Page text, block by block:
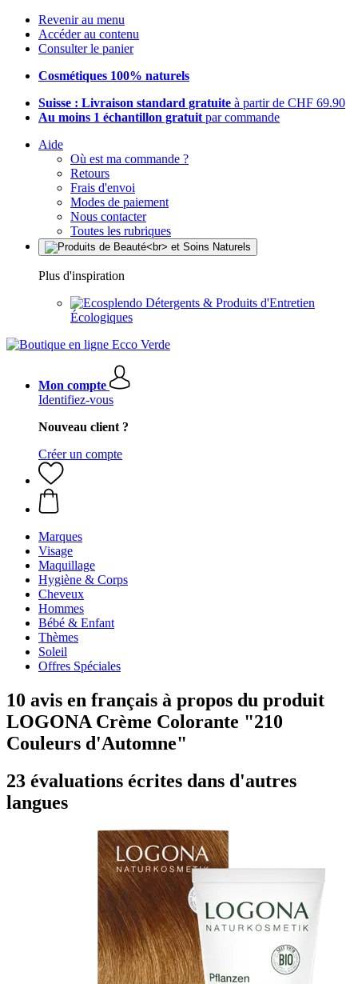
Revenir au menu
Accéder au contenu
Consulter le panier
Cosmétiques 100% naturels
Suisse : Livraison standard gratuite à partir de CHF 69.90
Au moins 1 échantillon gratuit par commande
Aide
Où est ma commande ?
Retours
Frais d'envoi
Modes de paiement
Nous contacter
Toutes les rubriques
Plus d'inspiration
Détergents & Produits d'Entretien
Écologiques
Mon compte
Identifiez-vous
Nouveau client ?
Créer un compte
Marques
Visage
Maquillage
Hygiène & Corps
Cheveux
Hommes
Bébé & Enfant
Thèmes
Soleil
Offres Spéciales
10 avis en français à propos du produit
LOGONA Crème Colorante "210
Couleurs d'Automne"
23 évaluations écrites dans d'autres
langues